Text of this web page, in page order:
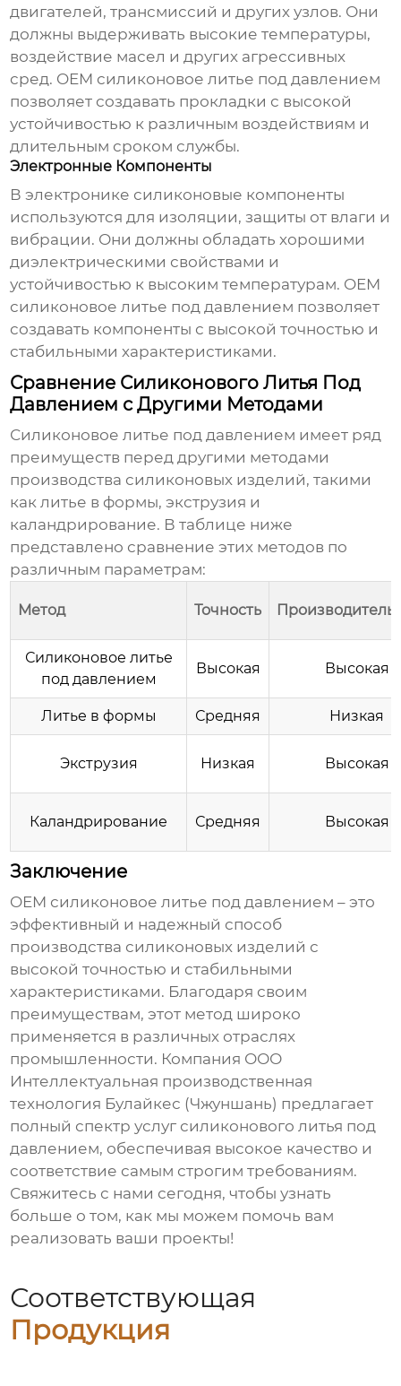
двигателей, трансмиссий и других узлов. Они
должны выдерживать высокие температуры,
воздействие масел и других агрессивных
сред. OEM силиконовое литье под давлением
позволяет создавать прокладки с высокой
устойчивостью к различным воздействиям и
длительным сроком службы.
Электронные Компоненты
В электронике силиконовые компоненты
используются для изоляции, защиты от влаги и
вибрации. Они должны обладать хорошими
диэлектрическими свойствами и
устойчивостью к высоким температурам. OEM
силиконовое литье под давлением позволяет
создавать компоненты с высокой точностью и
стабильными характеристиками.
Сравнение Силиконового Литья Под
Давлением с Другими Методами
Силиконовое литье под давлением имеет ряд
преимуществ перед другими методами
производства силиконовых изделий, такими
как литье в формы, экструзия и
каландрирование. В таблице ниже
представлено сравнение этих методов по
различным параметрам:
Метод Точность
Силиконовое литье
под давлением
Высокая Высокая
Литье в формы Средняя Низкая
Экструзия Низкая Высокая
Каландрирование Средняя Высокая
Заключение
OEM силиконовое литье под давлением – это
эффективный и надежный способ
производства силиконовых изделий с
высокой точностью и стабильными
характеристиками. Благодаря своим
преимуществам, этот метод широко
применяется в различных отраслях
промышленности. Компания ООО
Интеллектуальная производственная
технология Булайкес (Чжуншань) предлагает
полный спектр услуг силиконового литья под
давлением, обеспечивая высокое качество и
соответствие самым строгим требованиям.
Свяжитесь с нами сегодня, чтобы узнать
больше о том, как мы можем помочь вам
реализовать ваши проекты!
Соответствующая
Продукция